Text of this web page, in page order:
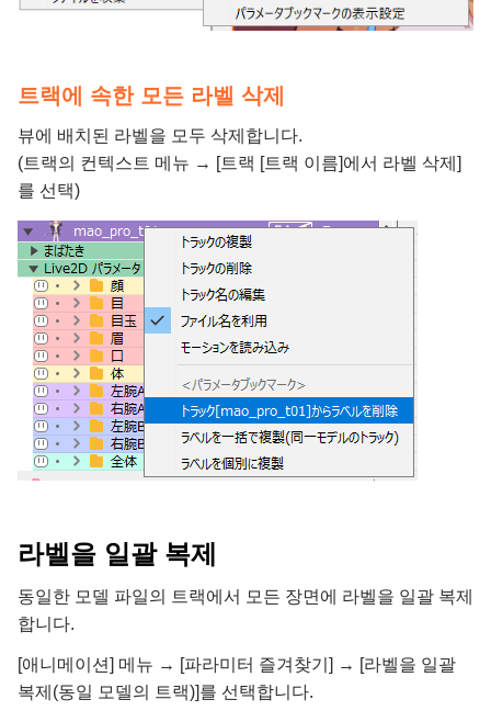
트랙에 속한 모든 라벨 삭제
뷰에 배치된 라벨을 모두 삭제합니다.
(트랙의 컨텍스트 메뉴 → [트랙 [트랙 이름]에서 라벨 삭제]
를 선택)
라벨을 일괄 복제
동일한 모델 파일의 트랙에서 모든 장면에 라벨을 일괄 복제
합니다.
[애니메이션] 메뉴 → [파라미터 즐겨찾기] → [라벨을 일괄
복제(동일 모델의 트랙)]를 선택합니다.